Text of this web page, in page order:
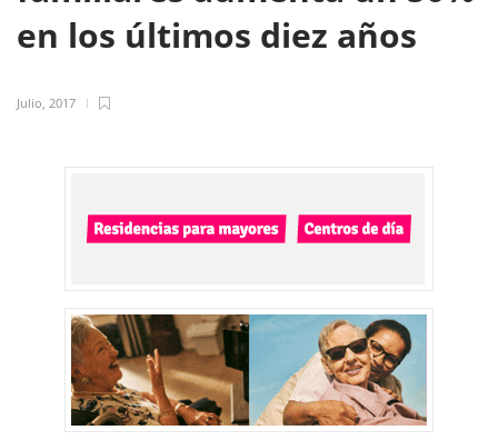
en los últimos diez años
Julio, 2017